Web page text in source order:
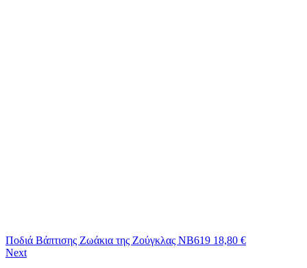
Ποδιά Βάπτισης Ζωάκια της Ζούγκλας ΝΒ619 18,80 €
Next